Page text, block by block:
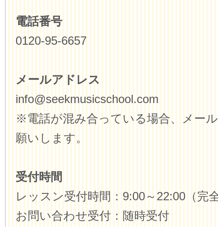
電話番号
0120-95-6657
メールアドレス
info@seekmusicschool.com
※電話が混み合っている場合、メー
願いします。
受付時間
レッスン受付時間：9:00～22:00（完
お問い合わせ受付：随時受付